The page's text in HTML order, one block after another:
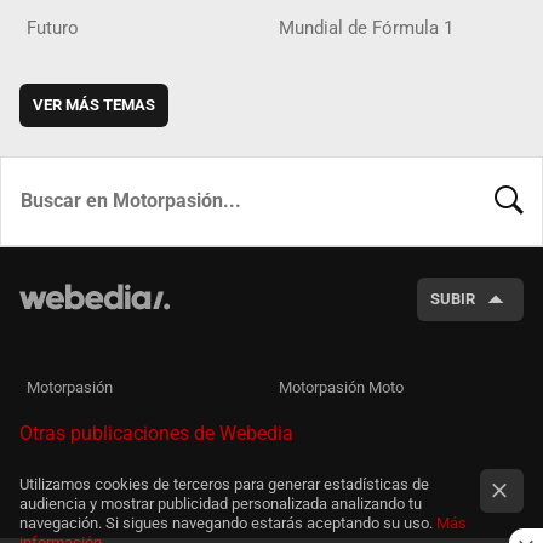
Futuro Mundial de Fórmula 1
VER MÁS TEMAS
SUBIR
Motorpasión Motorpasión Moto
Otras publicaciones de Webedia
Utilizamos cookies de terceros para generar estadísticas de
audiencia y mostrar publicidad personalizada analizando tu
navegación. Si sigues navegando estarás aceptando su uso. Más